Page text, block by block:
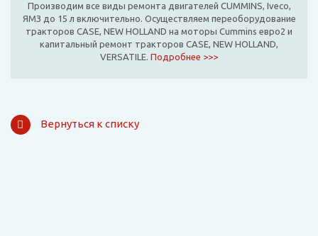
Производим все виды ремонта двигателей CUMMINS, Iveco,
ЯМЗ до 15 л включительно. Осуществляем переоборудование
тракторов CASE, NEW HOLLAND на моторы Cummins евро2 и
капитальный ремонт тракторов CASE, NEW HOLLAND,
VERSATILE. Подробнее >>>
Вернуться к списку